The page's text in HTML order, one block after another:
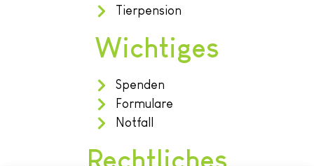
Tierpension
Wichtiges
Spenden
Formulare
Notfall